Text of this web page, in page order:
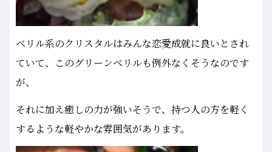
ベリル系のクリスタルはみんな恋愛成就に良いとされ
ていて、このグリーンベリルも例外なくそうなのです
が、
それに加え癒しの力が強いそうで、持つ人の方を軽く
するような軽やかな雰囲気があります。